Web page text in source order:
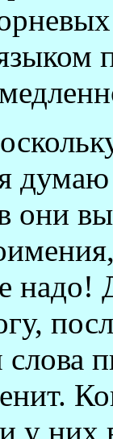
думаю
они
надо!
слова
у них